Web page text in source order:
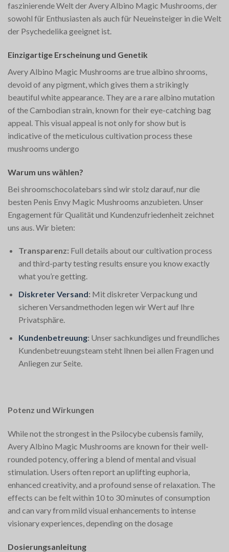
faszinierende Welt der Avery Albino Magic Mushrooms, der
sowohl für Enthusiasten als auch für Neueinsteiger in die Welt
der Psychedelika geeignet ist.
Einzigartige Erscheinung und Genetik
Avery Albino Magic Mushrooms are true albino shrooms,
devoid of any pigment, which gives them a strikingly
beautiful white appearance. They are a rare albino mutation
of the Cambodian strain, known for their eye-catching bag
appeal. This visual appeal is not only for show but is
indicative of the meticulous cultivation process these
mushrooms undergo​
Warum uns wählen?
Bei shroomschocolatebars sind wir stolz darauf, nur die
besten Penis Envy Magic Mushrooms anzubieten. Unser
Engagement für Qualität und Kundenzufriedenheit zeichnet
uns aus. Wir bieten:
Transparenz: Full details about our cultivation process
and third-party testing results ensure you know exactly
what you’re getting.
Diskreter Versand: Mit diskreter Verpackung und
sicheren Versandmethoden legen wir Wert auf Ihre
Privatsphäre.
Kundenbetreuung: Unser sachkundiges und freundliches
Kundenbetreuungsteam steht Ihnen bei allen Fragen und
Anliegen zur Seite.
Potenz und Wirkungen
While not the strongest in the Psilocybe cubensis family,
Avery Albino Magic Mushrooms are known for their well-
rounded potency, offering a blend of mental and visual
stimulation. Users often report an uplifting euphoria,
enhanced creativity, and a profound sense of relaxation. The
effects can be felt within 10 to 30 minutes of consumption
and can vary from mild visual enhancements to intense
visionary experiences, depending on the dosage​
Dosierungsanleitung